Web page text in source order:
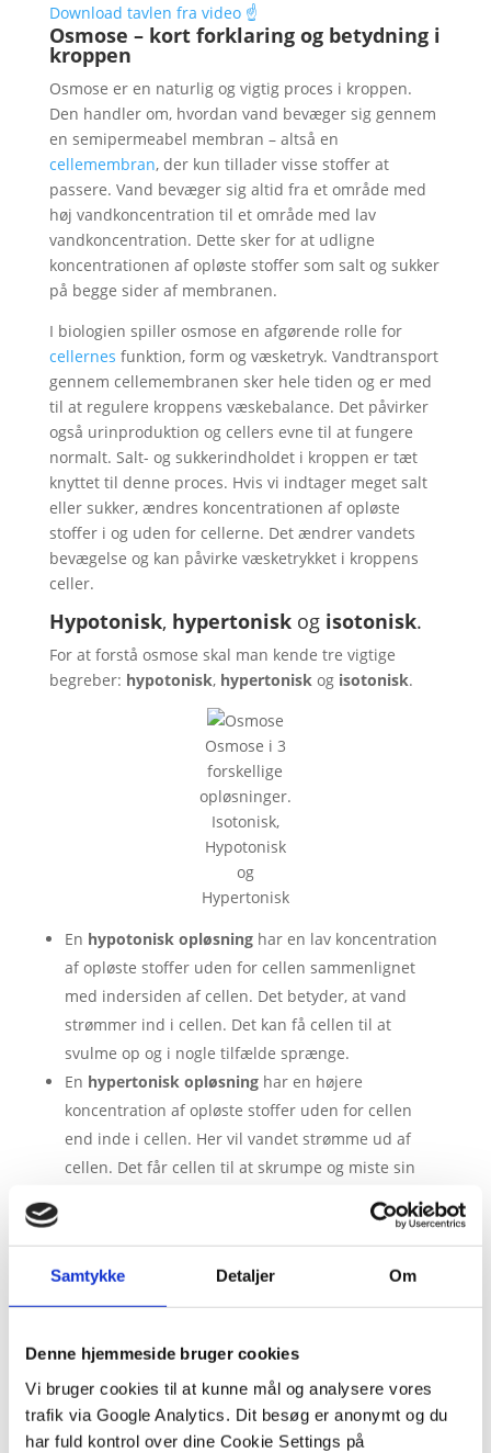
Samtykke Detaljer Om
Denne hjemmeside bruger cookies
Vi bruger cookies til at kunne mål og analysere vores
trafik via Google Analytics. Dit besøg er anonymt og du
har fuld kontrol over dine Cookie Settings på
Download tavlen fra video ☝️
Osmose – kort forklaring og betydning i
kroppen
Osmose er en naturlig og vigtig proces i kroppen.
Den handler om, hvordan vand bevæger sig gennem
en semipermeabel membran – altså en
cellemembran, der kun tillader visse stoffer at
passere. Vand bevæger sig altid fra et område med
høj vandkoncentration til et område med lav
vandkoncentration. Dette sker for at udligne
koncentrationen af opløste stoffer som salt og sukker
på begge sider af membranen.
I biologien spiller osmose en afgørende rolle for
cellernes funktion, form og væsketryk. Vandtransport
gennem cellemembranen sker hele tiden og er med
til at regulere kroppens væskebalance. Det påvirker
også urinproduktion og cellers evne til at fungere
normalt. Salt- og sukkerindholdet i kroppen er tæt
knyttet til denne proces. Hvis vi indtager meget salt
eller sukker, ændres koncentrationen af opløste
stoffer i og uden for cellerne. Det ændrer vandets
bevægelse og kan påvirke væsketrykket i kroppens
celler.
Hypotonisk, hypertoniskog isotonisk.
For at forstå osmose skal man kende tre vigtige
begreber: hypotonisk, hypertonisk og isotonisk.
Osmose i 3
forskellige
opløsninger.
Isotonisk,
Hypotonisk
og
Hypertonisk
En hypotonisk opløsninghar en lav koncentration
af opløste stoffer uden for cellen sammenlignet
med indersiden af cellen. Det betyder, at vand
strømmer ind i cellen. Det kan få cellen til at
svulme op og i nogle tilfælde sprænge.
En hypertonisk opløsninghar en højere
koncentration af opløste stoffer uden for cellen
end inde i cellen. Her vil vandet strømme ud af
cellen. Det får cellen til at skrumpe og miste sin
har samme koncentration
af opløste stoffer som cellens indre. I dette tilfælde
er der ingen nettobevægelse af vand. Cellen
bevarer sin form og fungerer optimalt.
Osmose er altså en nøglemekanisme i kroppen, der
styrer, hvordan vand bevæger sig ind og ud af celler.
Den er afhængig af koncentrationen af opløste
stoffer som salt og sukker, hastigheden er også